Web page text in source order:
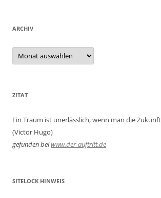
ARCHIV
Archiv
ZITAT
Ein Traum ist unerlässlich, wenn man die
(Victor Hugo)
gefunden beiwww.der-auftritt.de
SITELOCK HINWEIS